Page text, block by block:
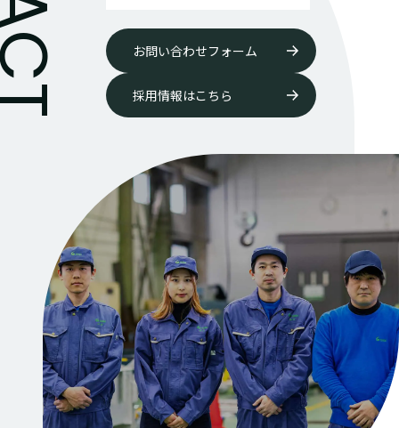
お問い合わせフォーム
採用情報はこちら